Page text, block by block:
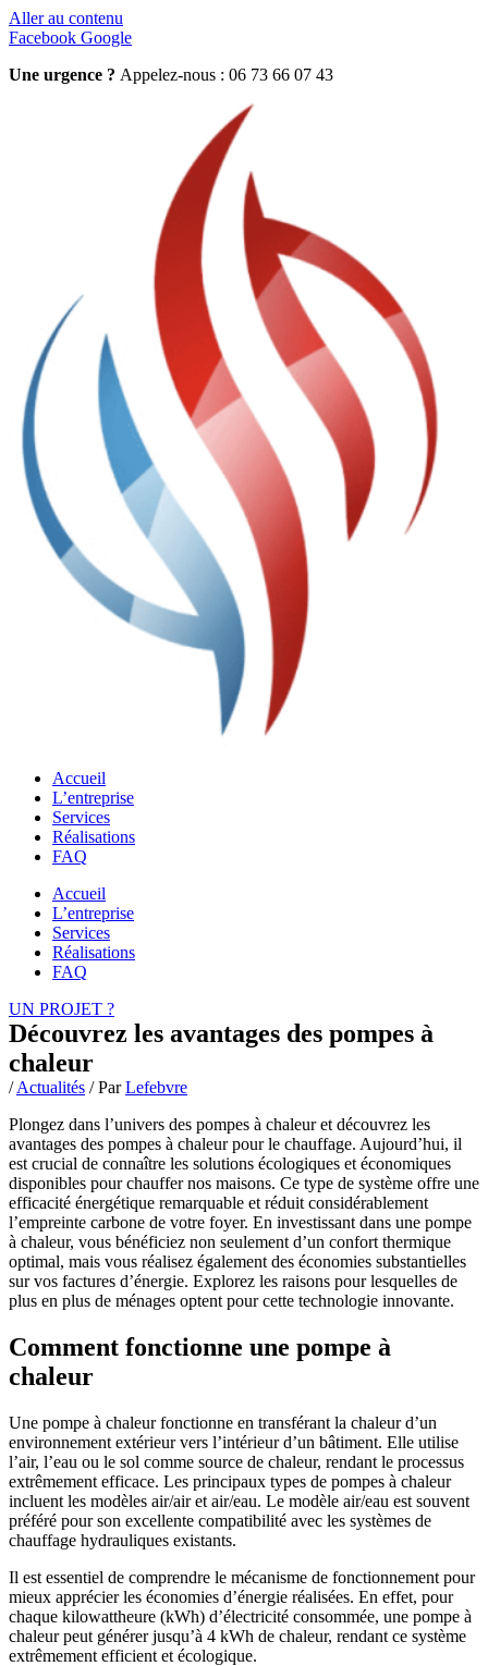
Aller au contenu
Facebook Google
Une urgence ? Appelez-nous : 06 73 66 07 43
Accueil
L’entreprise
Services
Réalisations
FAQ
Accueil
L’entreprise
Services
Réalisations
FAQ
UN PROJET ?
Découvrez les avantages des pompes à
chaleur
/Actualités / ParLefebvre
Plongez dans l’univers des pompes à chaleur et découvrez les
avantages des pompes à chaleur pour le chauffage. Aujourd’hui, il
est crucial de connaître les solutions écologiques et économiques
disponibles pour chauffer nos maisons. Ce type de système offre une
efficacité énergétique remarquable et réduit considérablement
l’empreinte carbone de votre foyer. En investissant dans une pompe
à chaleur, vous bénéficiez non seulement d’un confort thermique
optimal, mais vous réalisez également des économies substantielles
sur vos factures d’énergie. Explorez les raisons pour lesquelles de
plus en plus de ménages optent pour cette technologie innovante.
Comment fonctionne une pompe à
chaleur
Une pompe à chaleur fonctionne en transférant la chaleur d’un
environnement extérieur vers l’intérieur d’un bâtiment. Elle utilise
l’air, l’eau ou le sol comme source de chaleur, rendant le processus
extrêmement efficace. Les principaux types de pompes à chaleur
incluent les modèles air/air et air/eau. Le modèle air/eau est souvent
préféré pour son excellente compatibilité avec les systèmes de
chauffage hydrauliques existants.
Il est essentiel de comprendre le mécanisme de fonctionnement pour
mieux apprécier les économies d’énergie réalisées. En effet, pour
chaque kilowattheure (kWh) d’électricité consommée, une pompe à
chaleur peut générer jusqu’à 4 kWh de chaleur, rendant ce système
extrêmement efficient et écologique.